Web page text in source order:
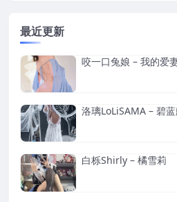
最近更新
咬一口兔娘 – 我的爱
洛璃LoLiSAMA – 碧
白栎Shirly – 橘雪莉